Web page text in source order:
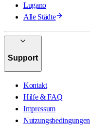
Lugano
Alle Städte
Support
Kontakt
Hilfe & FAQ
Impressum
Nutzungsbedingungen